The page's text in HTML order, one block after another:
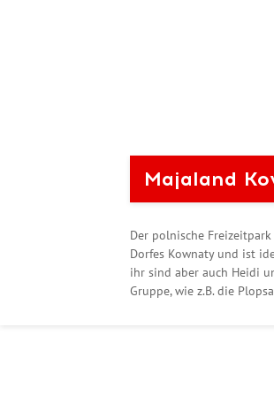
Majaland
Der polnische Freizeitpark
Dorfes Kownaty und ist
ihr sind aber auch Heidi
Gruppe, wie z.B. die